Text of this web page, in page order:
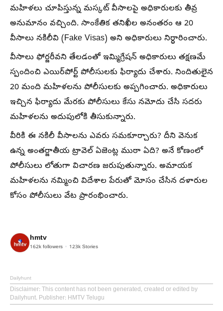
మహిళలు చూపిస్తున్న మస్కట్ వీసాలపై అధికారులకు తీవ్ర
అనుమానం వచ్చింది. సాంకేతిక తనిఖీల అనంతరం ఆ 20
వీసాలు నకిలీవి (Fake Visas) అని అధికారులు నిర్ధారించారు.
వీసాలు ఫోర్జరీవని తేలడంతో ఇమ్మిగ్రేషన్ అధికారులు తక్షణమే
స్పందించి ఎయిర్‌పోర్ట్ పోలీసులకు ఫిర్యాదు చేశారు. నిందితులైన
20 మంది మహిళలను పోలీసులకు అప్పగించారు. అధికారులు
ఇచ్చిన ఫిర్యాదు మేరకు పోలీసులు కేసు నమోదు చేసి సదరు
మహిళలను అదుపులోకి తీసుకున్నారు.
వీరికి ఈ నకిలీ వీసాలను ఎవరు సమకూర్చారు? దీని వెనుక
ఉన్న అంతర్జాతీయ ట్రావెల్ ఏజెంట్ల ముఠా ఏది? అనే కోణంలో
పోలీసులు లోతుగా విచారణ జరుపుతున్నారు. అమాయక
మహిళలను నమ్మించి విదేశాల పేరుతో మోసం చేసిన దళారుల
కోసం పోలీసులు వేట ప్రారంభించారు.
hmtv
162k followers 123k Stories
Dailyhunt
Disclaimer: This content has not been generated, created or edited by
Dailyhunt. Publisher: HMTV Telugu